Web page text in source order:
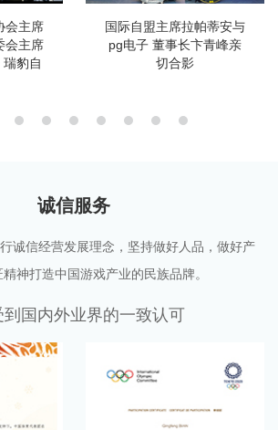
会主席
会主席
豹自
国际自盟主席拉帕蒂安与
pg电子 董事长卞青峰亲
切合影
诚信服务
诚信经营发展理念，坚持做好人品，做好产
神打造中国游戏产业的民族品牌。
到国内外业界的一致认可